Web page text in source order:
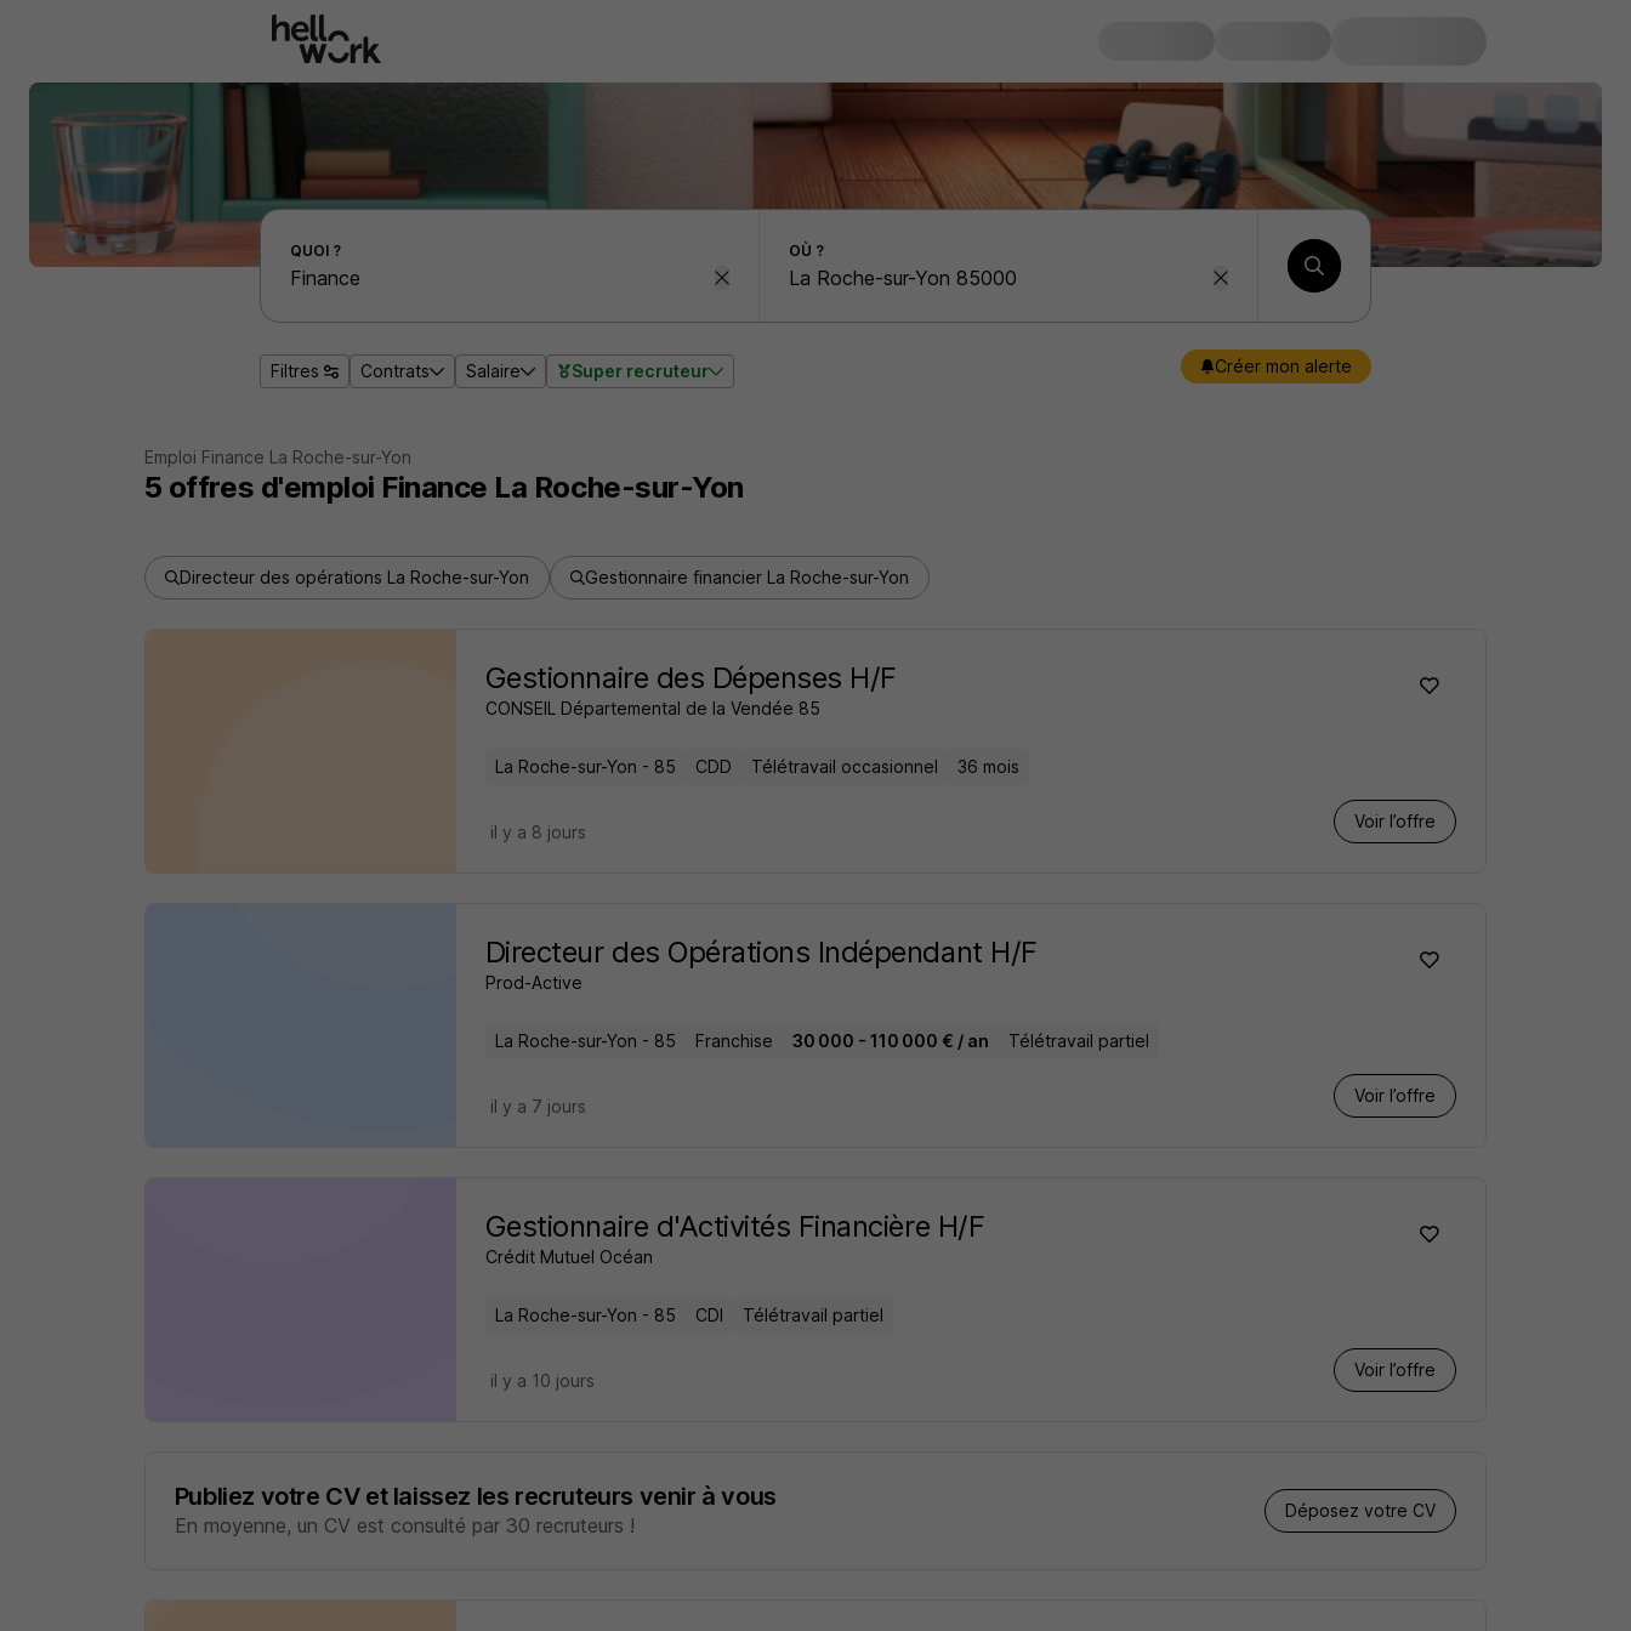
Effectuer une recherche d'emploi par localité
QUOI ? OÙ ?
Filtres Contrats Salaire Super recruteur Créer mon alerte
Emploi Finance La Roche-sur-Yon
5 offres d'emploi Finance La Roche-sur-Yon
Directeur des opérations La Roche-sur-Yon Gestionnaire financier La Roche-sur-Yon
Gestionnaire des Dépenses H/F
CONSEIL Départemental de la Vendée 85
La Roche-sur-Yon - 85 CDD Télétravail occasionnel 36 mois
Voir l’offre
il y a 8 jours
Directeur des Opérations Indépendant H/F
Prod-Active
La Roche-sur-Yon - 85 Franchise 30 000 - 110 000 € / an Télétravail partiel
Voir l’offre
il y a 7 jours
Gestionnaire d'Activités Financière H/F
Crédit Mutuel Océan
La Roche-sur-Yon - 85 CDI Télétravail partiel
Voir l’offre
il y a 10 jours
Publiez votre CV et laissez les recruteurs venir à vous
En moyenne, un CV est consulté par 30 recruteurs !
Déposez votre CV